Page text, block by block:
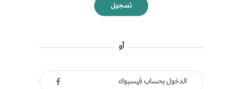
تسجيل
أو
الدخول بحساب فيسبوك